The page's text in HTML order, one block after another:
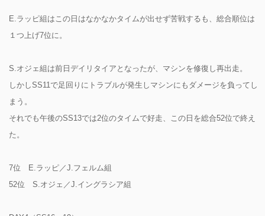
E.ラッピ組はこの日はなかなかタイムが出せず苦戦するも、総合順位は
１つ上げ7位に。
S.オジェ組は前日デイリタイアとなったが、マシンを修復し再出走。
しかしSS11で足回りにトラブルが発生しマシンにもダメージを負ってし
まう。
それでも午後のSS13では2位のタイムで好走、この日を総合52位で終え
た。
7位 E.ラッピ／J.フェルム組
52位 S.オジェ／J.イングラシア組